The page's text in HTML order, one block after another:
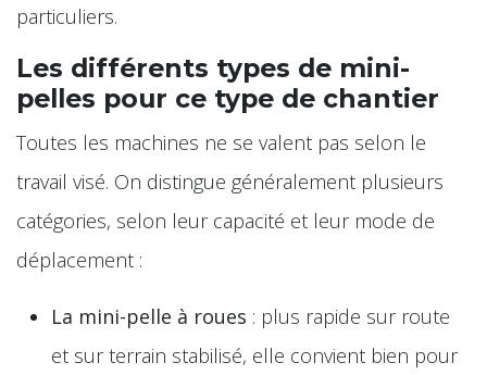
particuliers.
Les différents types de mini-
pelles pour ce type de chantier
Toutes les machines ne se valent pas selon le
travail visé. On distingue généralement plusieurs
catégories, selon leur capacité et leur mode de
déplacement :
La mini-pelle à roues : plus rapide sur route
et sur terrain stabilisé, elle convient bien pour